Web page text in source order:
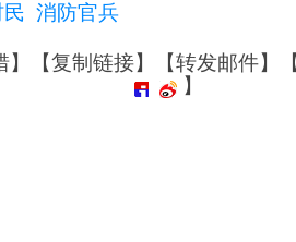
消防官兵
】【复制链接】【转发邮件】
】